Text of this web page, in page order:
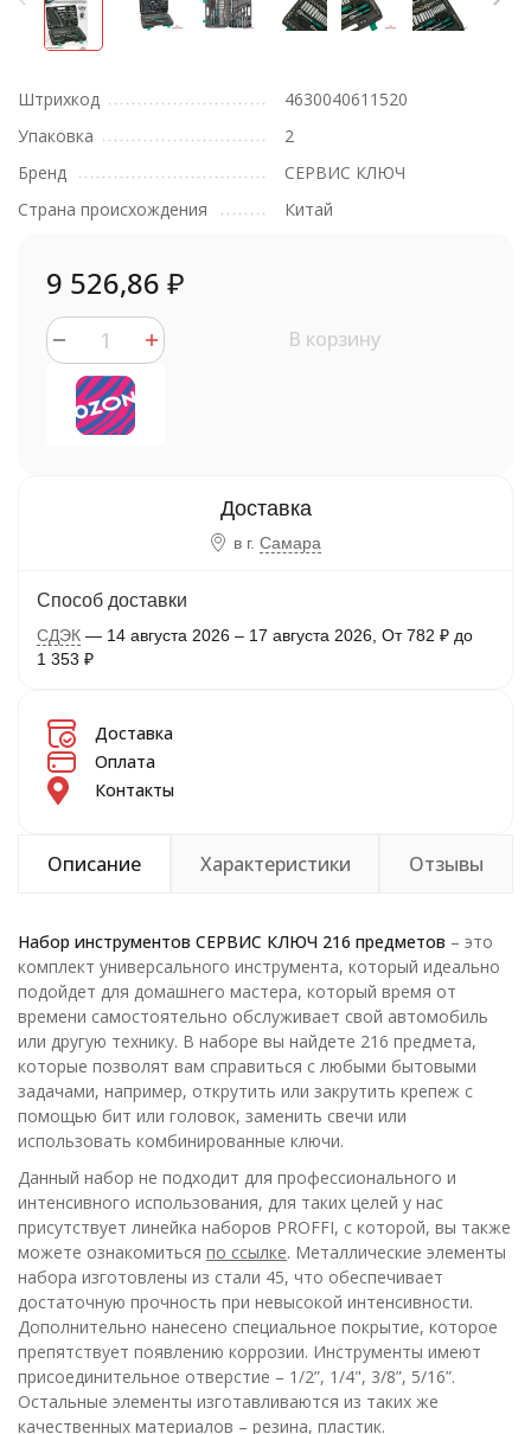
Штрихкод
4630040611520
Упаковка
2
Бренд
СЕРВИС КЛЮЧ
Страна происхождения
Китай
9 526,86 ₽
В корзину
в г. Самара
Способ доставки
СДЭК 14 августа 2026 – 17 августа 2026 От 782 ₽ до
1 353 ₽
Доставка
Оплата
Контакты
Описание Характеристики Отзывы
Набор инструментов СЕРВИС КЛЮЧ 216 предметов – это
комплект универсального инструмента, который идеально
подойдет для домашнего мастера, который время от
времени самостоятельно обслуживает свой автомобиль
или другую технику. В наборе вы найдете 216 предмета,
которые позволят вам справиться с любыми бытовыми
задачами, например, открутить или закрутить крепеж с
помощью бит или головок, заменить свечи или
использовать комбинированные ключи.
Данный набор не подходит для профессионального и
интенсивного использования, для таких целей у нас
присутствует линейка наборов PROFFI, с которой, вы также
можете ознакомиться по ссылке. Металлические элементы
набора изготовлены из стали 45, что обеспечивает
достаточную прочность при невысокой интенсивности.
Дополнительно нанесено специальное покрытие, которое
препятствует появлению коррозии. Инструменты имеют
присоединительное отверстие – 1/2”, 1/4", 3/8”, 5/16”.
Остальные элементы изготавливаются из таких же
качественных материалов – резина, пластик.